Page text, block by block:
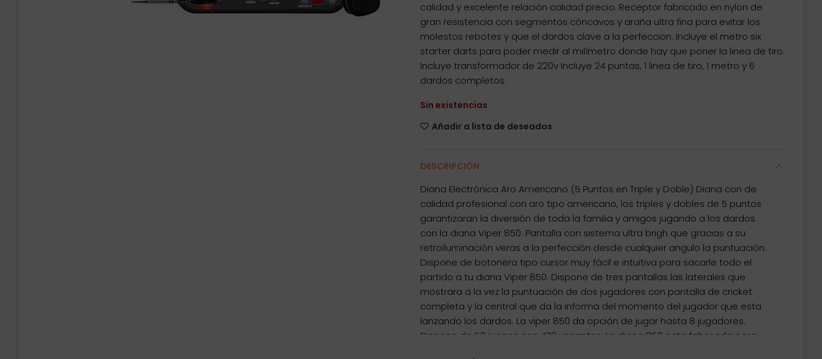
calidad y excelente relación calidad precio. Receptor fabricado en nylon de
gran resistencia con segmentos cóncavos y araña ultra fina para evitar los
molestos rebotes y que el dardos clave a la perfeccion. Incluye el metro six
starter darts para poder medir al milímetro donde hay que poner la linea de tiro.
Incluye transformador de 220v Incluye 24 puntas, 1 linea de tiro, 1 metro y 6
dardos completos.
Sin existencias
Añadir a lista de deseados
DESCRIPCIÓN
Diana Electrónica Aro Americano (5 Puntos en Triple y Doble) Diana con de
calidad profesional con aro tipo americano, los triples y dobles de 5 puntos
garantizaran la diversión de toda la familia y amigos jugando a los dardos
con la diana Viper 850. Pantalla con sistema ultra brigh que gracias a su
retroiluminación veras a la perfección desde cualquier angulo la puntuación.
Dispone de botonera tipo cursor muy fácil e intuitiva para sacarle todo el
partido a tu diana Viper 850. Dispone de tres pantallas las laterales que
mostrara a la vez la puntuación de dos jugadores con pantalla de cricket
completa y la central que da la informa del momento del jugador que esta
lanzando los dardos. La viper 850 da opción de jugar hasta 8 jugadores.
Dispone de 50 juegos con 470 variantes. La diana 850 esta fabricada para